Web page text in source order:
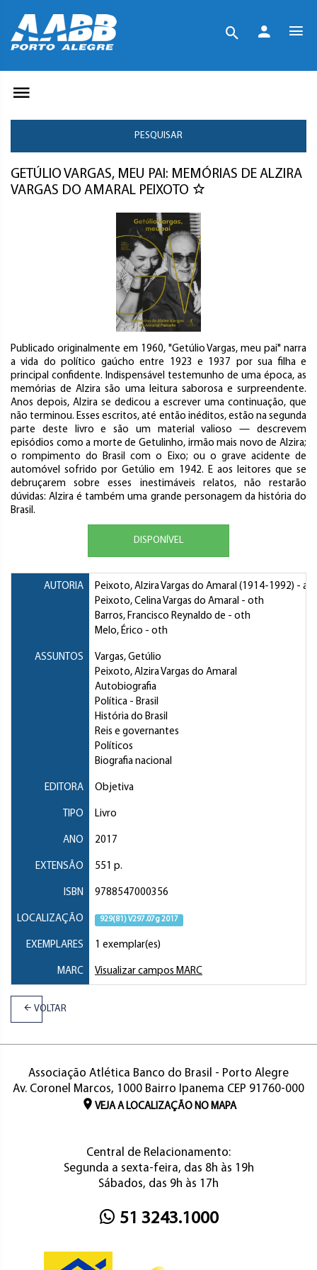
PESQUISAR
GETÚLIO VARGAS, MEU PAI: MEMÓRIAS DE ALZIRA
VARGAS DO AMARAL PEIXOTO
Publicado originalmente em 1960, "Getúlio Vargas, meu pai" narra
a vida do político gaúcho entre 1923 e 1937 por sua filha e
principal confidente. Indispensável testemunho de uma época, as
memórias de Alzira são uma leitura saborosa e surpreendente.
Anos depois, Alzira se dedicou a escrever uma continuação, que
não terminou. Esses escritos, até então inéditos, estão na segunda
parte deste livro e são um material valioso — descrevem
episódios como a morte de Getulinho, irmão mais novo de Alzira;
o rompimento do Brasil com o Eixo; ou o grave acidente de
automóvel sofrido por Getúlio em 1942. E aos leitores que se
debruçarem sobre esses inestimáveis relatos, não restarão
dúvidas: Alzira é também uma grande personagem da história do
Brasil.
DISPONÍVEL
AUTORIA Peixoto, Alzira Vargas do Amaral (1914-1992) - aut
Peixoto, Celina Vargas do Amaral - oth
Barros, Francisco Reynaldo de - oth
Melo, Érico - oth
ASSUNTOS
Vargas, Getúlio
Peixoto, Alzira Vargas do Amaral
Autobiografia
Política - Brasil
História do Brasil
Reis e governantes
Políticos
Biografia nacional
EDITORA Objetiva
TIPO Livro
ANO 2017
EXTENSÃO 551 p.
ISBN 9788547000356
LOCALIZAÇÃO 929(81) V297.07g 2017
EXEMPLARES 1 exemplar(es)
MARC Visualizar campos MARC
VOLTAR
Associação Atlética Banco do Brasil - Porto Alegre
Av. Coronel Marcos, 1000 Bairro Ipanema CEP 91760-000
VEJA A LOCALIZAÇÃO NO MAPA
Central de Relacionamento:
Segunda a sexta-feira, das 8h às 19h
Sábados, das 9h às 17h
51 3243.1000